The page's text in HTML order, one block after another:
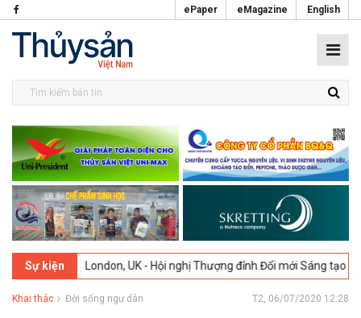
ePaper eMagazine English
Sự kiện
2026 London, UK - Hội nghị Thượng đỉnh Đổi mới Sáng tạo trong
Khai thác Đời sống ngư dân T2, 06/07/2020 12:28